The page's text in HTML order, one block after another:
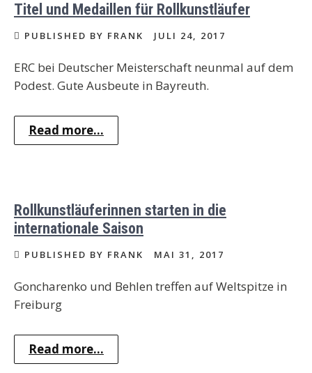
Titel und Medaillen für Rollkunstläufer
PUBLISHED BY FRANK JULI 24, 2017
ERC bei Deutscher Meisterschaft neunmal auf dem
Podest. Gute Ausbeute in Bayreuth.
Read more...
Rollkunstläuferinnen starten in die
internationale Saison
PUBLISHED BY FRANK MAI 31, 2017
Goncharenko und Behlen treffen auf Weltspitze in
Freiburg
Read more...